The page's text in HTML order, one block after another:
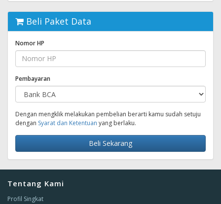
Beli Paket Data
Nomor HP
Pembayaran
Dengan mengklik melakukan pembelian berarti kamu sudah setuju
dengan Syarat dan Ketentuan yang berlaku.
Beli Sekarang
Tentang Kami
Profil Singkat